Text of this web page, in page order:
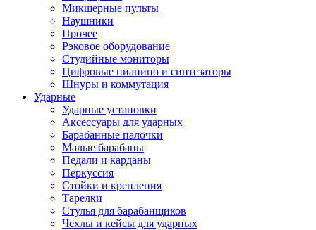
Микшерные пульты
Наушники
Прочее
Рэковое оборудование
Студийные мониторы
Цифровые пианино и синтезаторы
Шнуры и коммутация
Ударные
Ударные установки
Аксессуары для ударных
Барабанные палочки
Малые барабаны
Педали и карданы
Перкуссия
Стойки и крепления
Тарелки
Стулья для барабанщиков
Чехлы и кейсы для ударных